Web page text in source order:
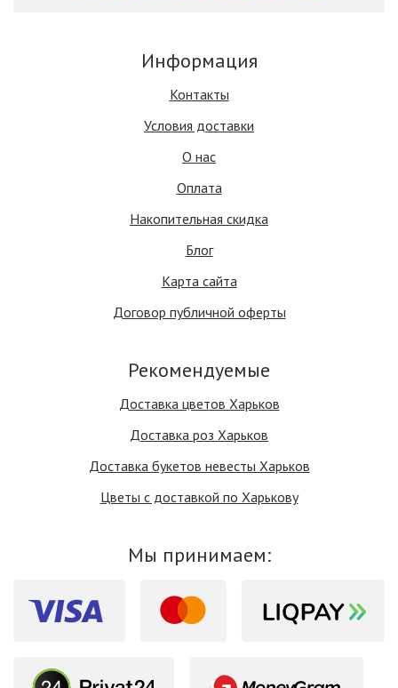
Информация
Контакты
Условия доставки
О нас
Оплата
Накопительная скидка
Блог
Карта сайта
Договор публичной оферты
Рекомендуемые
Доставка цветов Харьков
Доставка роз Харьков
Доставка букетов невесты Харьков
Цветы с доставкой по Харькову
Мы принимаем: